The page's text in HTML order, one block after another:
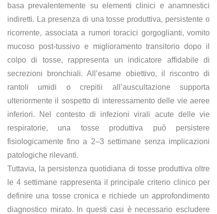
basa prevalentemente su elementi clinici e anamnestici
indiretti. La presenza di una tosse produttiva, persistente o
ricorrente, associata a rumori toracici gorgoglianti, vomito
mucoso post-tussivo e miglioramento transitorio dopo il
colpo di tosse, rappresenta un indicatore affidabile di
secrezioni bronchiali. All’esame obiettivo, il riscontro di
rantoli umidi o crepitii all’auscultazione supporta
ulteriormente il sospetto di interessamento delle vie aeree
inferiori. Nel contesto di infezioni virali acute delle vie
respiratorie, una tosse produttiva può persistere
fisiologicamente fino a 2–3 settimane senza implicazioni
patologiche rilevanti.
Tuttavia, la persistenza quotidiana di tosse produttiva oltre
le 4 settimane rappresenta il principale criterio clinico per
definire una tosse cronica e richiede un approfondimento
diagnostico mirato. In questi casi è necessario escludere